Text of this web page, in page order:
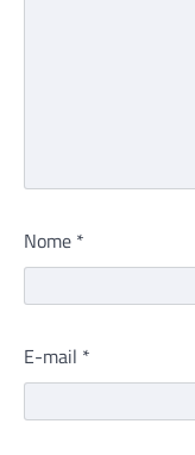
Nome *
E-mail *